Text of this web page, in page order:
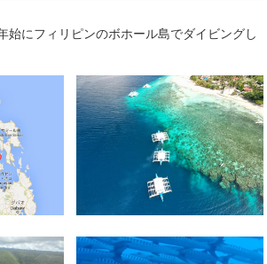
始にフィリピンのボホール島でダイビングし